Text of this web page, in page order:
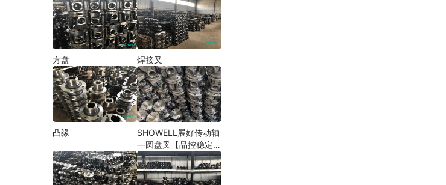
方盘 焊接叉
凸缘
SHOWELL展好传动轴
—圆盘叉【品控稳定，
精密加工】